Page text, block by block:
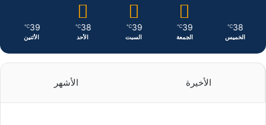
38
℃
الخميس
39
℃
الجمعة
39
℃
السبت
38
℃
الأحد
39
℃
الأثنين
الأخيرة الأشهر